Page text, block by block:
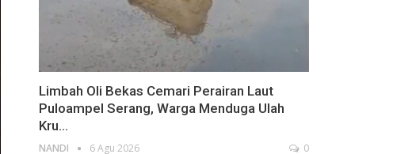
Limbah Oli Bekas Cemari Perairan Laut
Puloampel Serang, Warga Menduga Ulah
Kru…
NANDI 6 Agu 2026 0